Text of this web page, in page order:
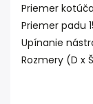
Priemer
Priemer padu
Upínanie
Rozmery (D x